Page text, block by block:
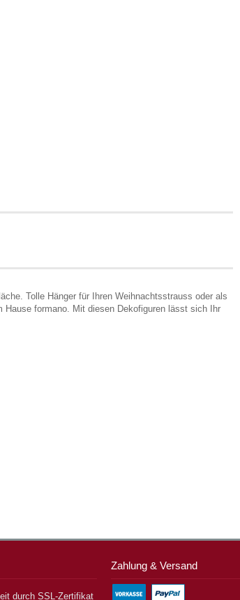
Tolle Hänger für Ihren Weihnachtsstrauss oder als
formano. Mit diesen Dekofiguren lässt sich Ihr
durch SSL-Zertifikat
Zahlung & Versand